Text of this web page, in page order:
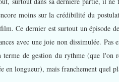
moins sur la crédibilité du
Ce dernier est surtout un épisode
avec une joie non dissimulée. Pas
terme de gestion du rythme (que l'on
en longueur), mais franchement quel